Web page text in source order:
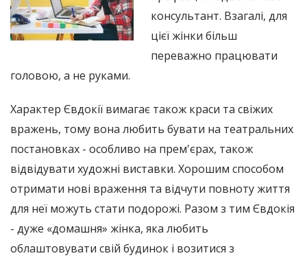
консультант. Взагалі, для
цієї жінки більш
переважно працювати
головою, а не руками.
Характер Євдокії вимагає також краси та свіжих
вражень, тому вона любить бувати на театральних
постановках - особливо на прем'єрах, також
відвідувати художні виставки. Хорошим способом
отримати нові враження та відчути повноту життя
для неї можуть стати подорожі. Разом з тим Євдокія
- дуже «домашня» жінка, яка любить
облаштовувати свій будинок і возитися з